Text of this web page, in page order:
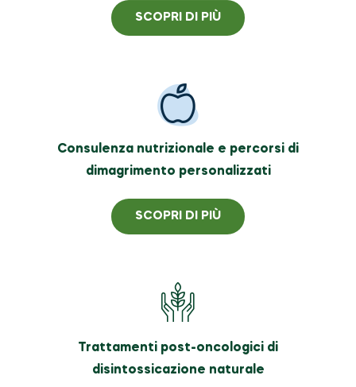
SCOPRI DI PIÙ
Consulenza nutrizionale e percorsi di
dimagrimento personalizzati
SCOPRI DI PIÙ
Trattamenti post-oncologici di
disintossicazione naturale